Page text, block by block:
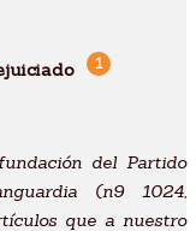
1
del Partido
(n9 1024,
que a nuestro